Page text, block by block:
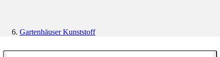
Gartenhäuser Kunststoff